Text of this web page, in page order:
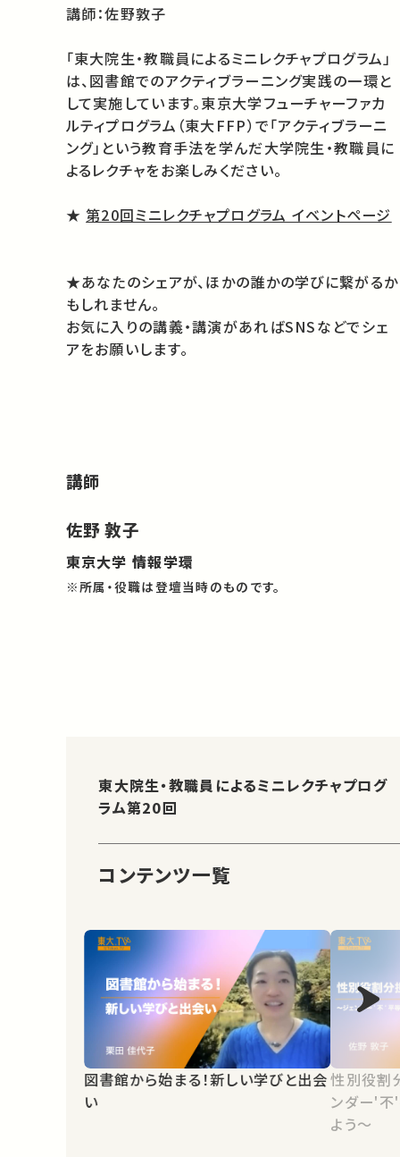
講師：佐野敦子
「東大院生・教職員によるミニレクチャプログラム」
は、図書館でのアクティブラーニング実践の一環と
して実施しています。東京大学フューチャーファカ
ルティプログラム（東大FFP）で「アクティブラーニ
ング」という教育手法を学んだ大学院生・教職員に
よるレクチャをお楽しみください。
★第20回ミニレクチャプログラム イベントページ
★あなたのシェアが、ほかの誰かの学びに繋がるか
もしれません。
お気に入りの講義・講演があればSNSなどでシェ
アをお願いします。
講師
佐野 敦子
東京大学 情報学環
※所属・役職は登壇当時のものです。
東大院生・教職員によるミニレクチャプログ
ラム第20回
コンテンツ一覧
図書館から始まる！新しい学びと出会
い
性別役割
ンダー'不
よう～